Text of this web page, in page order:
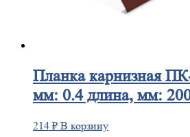
Планкакарнизная
мм: 0.4 длина, мм:
214 ₽ В корзину